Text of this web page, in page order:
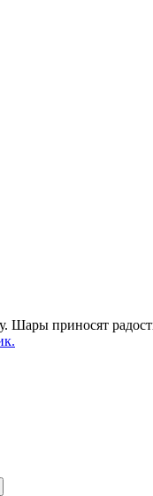
Шары приносят